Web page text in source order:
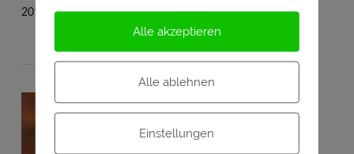
2018
Leave a Comment
Alle akzeptieren
Alle ablehnen
Einstellungen